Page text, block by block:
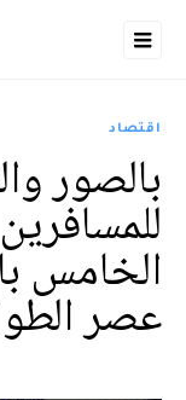
اقتصاد
بالصور
الخامس
عصر